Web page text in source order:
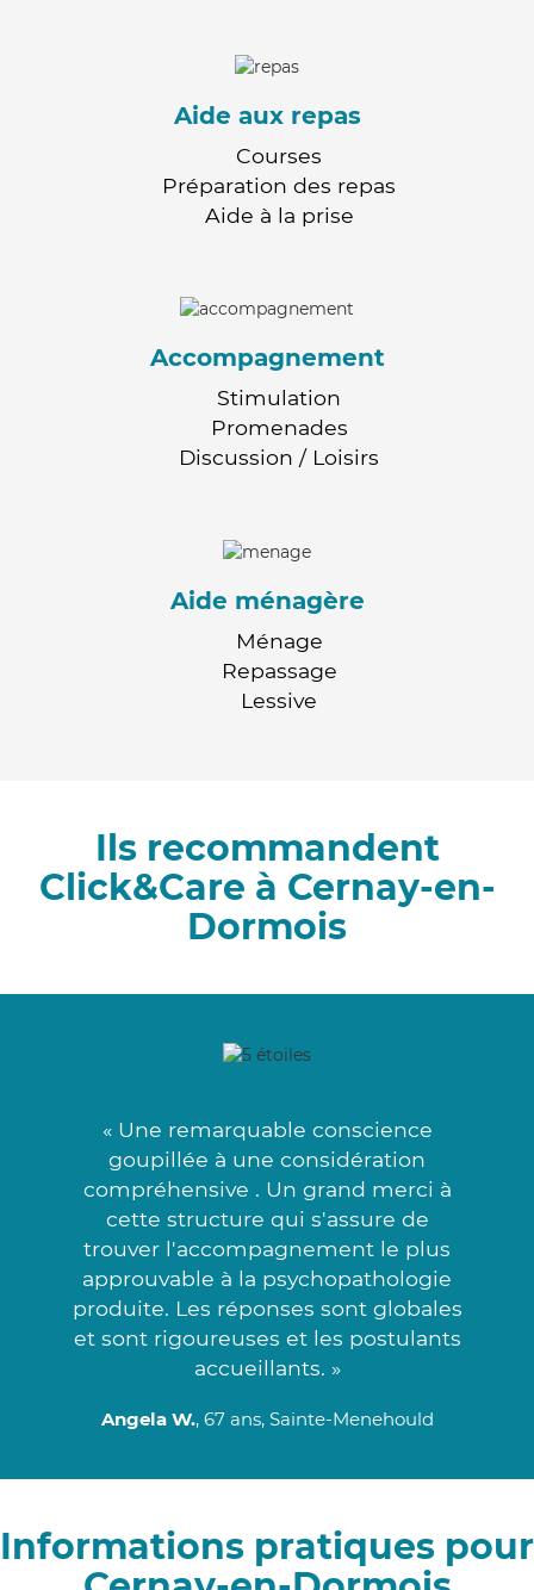
Aide aux repas
Courses
Préparation des repas
Aide à la prise
Accompagnement
Stimulation
Promenades
Discussion / Loisirs
Aide ménagère
Ménage
Repassage
Lessive
Ils recommandent
Click&Care à Cernay-en-
Dormois
« Une remarquable conscience
goupillée à une considération
compréhensive . Un grand merci à
cette structure qui s'assure de
trouver l'accompagnement le plus
approuvable à la psychopathologie
produite. Les réponses sont globales
et sont rigoureuses et les postulants
accueillants. »
Angela W., 67 ans, Sainte-Menehould
Informations pratiques pour